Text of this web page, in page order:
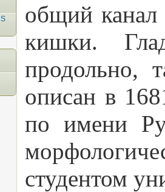
S
общий канал
кишки.
продольно,
описан в
по имени
студентом